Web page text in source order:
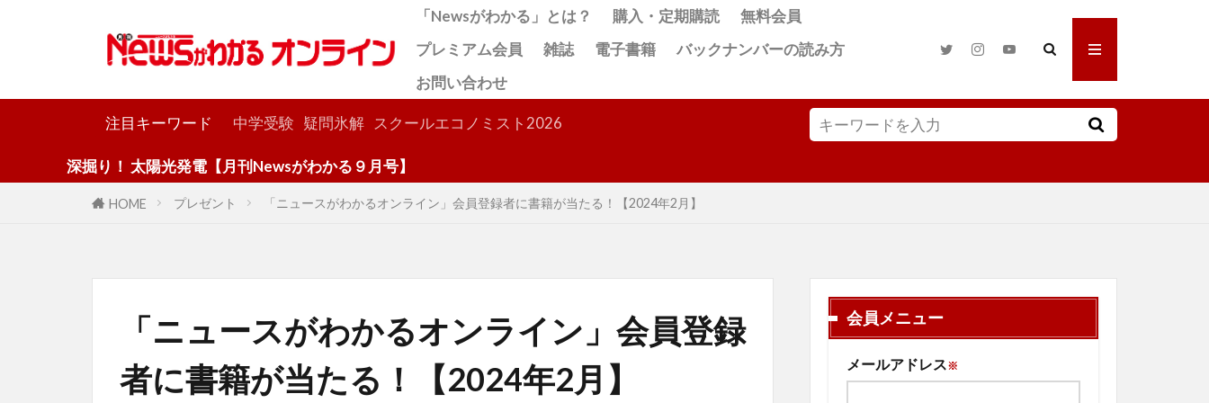
「Newsがわかる」とは？ 購入・定期購読
無料会員
プレミアム会員
雑誌 電子書籍
バックナンバーの読み方
お問い合わせ
注目キーワード 中学受験 疑問氷解 スクールエコノミスト2026
り！ 太陽光発電【月刊Newsがわかる９月号】
HOME プレゼント 「ニュースがわかるオンライン」会員登録者に書籍が当たる！【2024年2月】
「ニュースがわかるオンライン」会員登録
者に書籍が当たる！【2024年2月】
会員メニュー
メールアドレス※
検索